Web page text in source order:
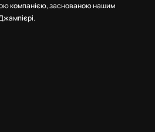
компанією, заснованою нашим